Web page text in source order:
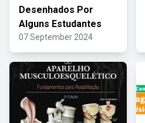
Desenhados Por
Alguns Estudantes
07 September 2024